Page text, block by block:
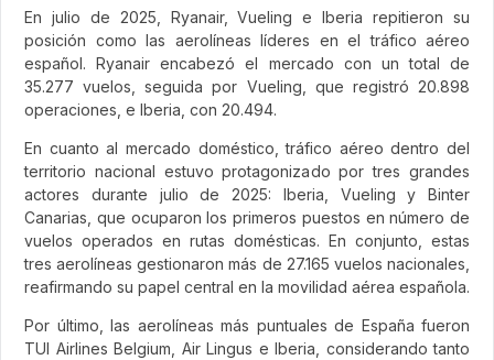
En julio de 2025, Ryanair, Vueling e Iberia repitieron su
posición como las aerolíneas líderes en el tráfico aéreo
español. Ryanair encabezó el mercado con un total de
35.277 vuelos, seguida por Vueling, que registró 20.898
operaciones, e Iberia, con 20.494.
En cuanto al mercado doméstico, tráfico aéreo dentro del
territorio nacional estuvo protagonizado por tres grandes
actores durante julio de 2025: Iberia, Vueling y Binter
Canarias, que ocuparon los primeros puestos en número de
vuelos operados en rutas domésticas. En conjunto, estas
tres aerolíneas gestionaron más de 27.165 vuelos nacionales,
reafirmando su papel central en la movilidad aérea española.
Por último, las aerolíneas más puntuales de España fueron
TUI Airlines Belgium, Air Lingus e Iberia, considerando tanto